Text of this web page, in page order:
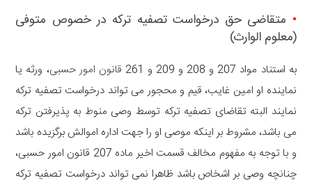
• متقاضی حق درخواست تصفیه ترکه در خصوص متوفی
(معلوم الوارث)
به استناد مواد 207 و 208 و 209 و 261 قانون امور حسبی، ورثه یا
نماینده او امین غایب، قیم و محجور می تواند درخواست تصفیه ترکه
نمایند البته تقاضای تصفیه ترکه توسط وصی منوط به پذیرفتن ترکه
می باشد، مشروط بر اینکه موصی او را جهت اداره اموالش برگزیده باشد
و با توجه به مفهوم مخالف قسمت اخیر ماده 207 قانون امور حسبی،
چنانچه وصی بر اشخاص باشد ظاهرا نمی تواند درخواست تصفیه ترکه